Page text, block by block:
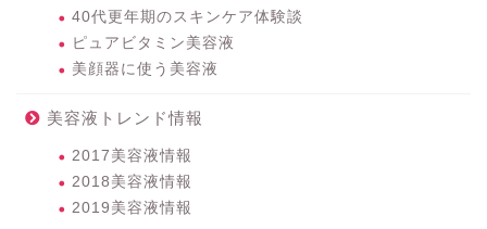
40代更年期のスキンケア体験談
ピュアビタミン美容液
美顔器に使う美容液
美容液トレンド情報
2017美容液情報
2018美容液情報
2019美容液情報